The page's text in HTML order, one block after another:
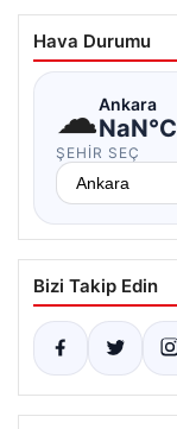
Hava Durumu
☁Ankara
NaN°C
ŞEHIR SEÇ
Bizi Takip Edin